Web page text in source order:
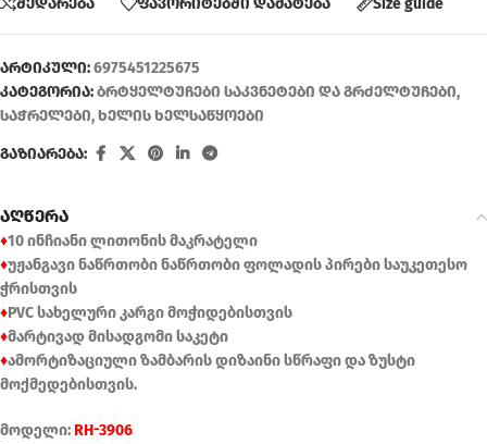
არტიკული:6975451225675
კატეგორია:ბრტყელტუჩები საკვნეტები და გრძელტუჩები,
საჭრელები,ხელის ხელსაწყოები
გაზიარება:
აღწერა
♦10 ინჩიანი ლითონის მაკრატელი
♦უჟანგავი ნაწრთობი ნაწრთობი ფოლადის პირები საუკეთესო
ჭრისთვის
♦PVC სახელური კარგი მოჭიდებისთვის
♦მარტივად მისადგომი საკეტი
♦ამორტიზაციული ზამბარის დიზაინი სწრაფი და ზუსტი
მოქმედებისთვის.
მოდელი:RH-3906